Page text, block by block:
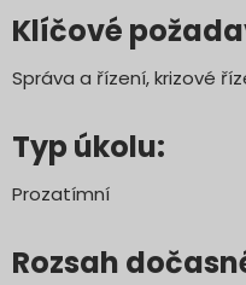
Klíčové
Správa a řízení, krizové
Typ úkolu:
Prozatímní
Rozsah